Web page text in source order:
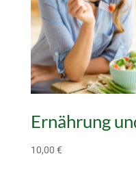
Ernährung
10,00 €